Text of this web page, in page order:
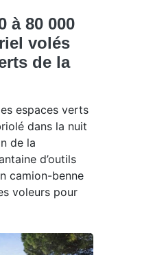
à 80 000
volés
de la
espaces verts
dans la nuit
de la
d’outils
camion-benne
voleurs pour